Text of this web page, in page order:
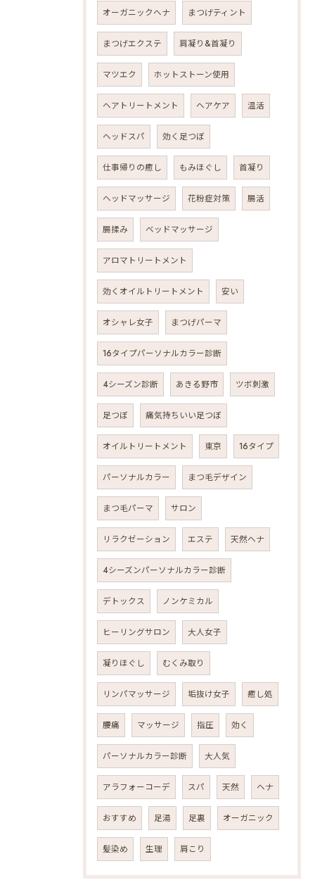
オーガニックヘナ まつげティント
まつげエクステ 肩凝り&首凝り
マツエク ホットストーン使用
ヘアトリートメント ヘアケア 温活
ヘッドスパ 効く足つぼ
仕事帰りの癒し もみほぐし 首凝り
ヘッドマッサージ 花粉症対策 腸活
腸揉み ベッドマッサージ
アロマトリートメント
効くオイルトリートメント 安い
オシャレ女子 まつげパーマ
16タイプパーソナルカラー診断
4シーズン診断 あきる野市 ツボ刺激
足つぼ 痛気持ちいい足つぼ
オイルトリートメント 東京 16タイプ
パーソナルカラー まつ毛デザイン
まつ毛パーマ サロン
リラクゼーション エステ 天然ヘナ
4シーズンパーソナルカラー診断
デトックス ノンケミカル
ヒーリングサロン 大人女子
凝りほぐし むくみ取り
リンパマッサージ 垢抜け女子 癒し処
腰痛 マッサージ 指圧 効く
パーソナルカラー診断 大人気
アラフォーコーデ スパ 天然 ヘナ
おすすめ 足湯 足裏 オーガニック
髪染め 生理 肩こり